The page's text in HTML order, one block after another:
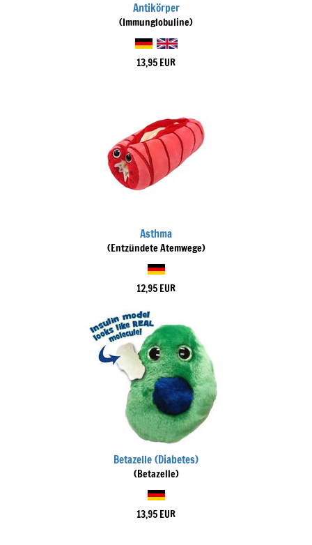
Antikörper
(Immunglobuline)
13,95 EUR
Asthma
(Entzündete Atemwege)
12,95 EUR
Betazelle (Diabetes)
(Betazelle)
13,95 EUR